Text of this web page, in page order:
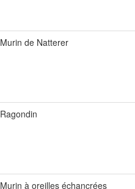
Murin de Natterer
Ragondin
Murin à oreilles échancrées